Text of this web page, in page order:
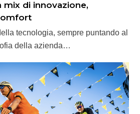
mix di innovazione,
tecnologia, sempre puntando al
della azienda…